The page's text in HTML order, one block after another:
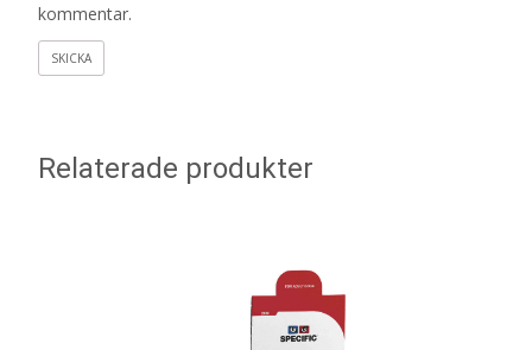
kommentar.
Relaterade produkter